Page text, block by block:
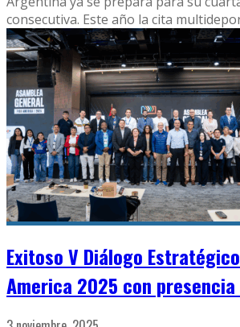
consecutiva. Este año la cita
Exitoso V Diálogo Estratégico
America 2025 con